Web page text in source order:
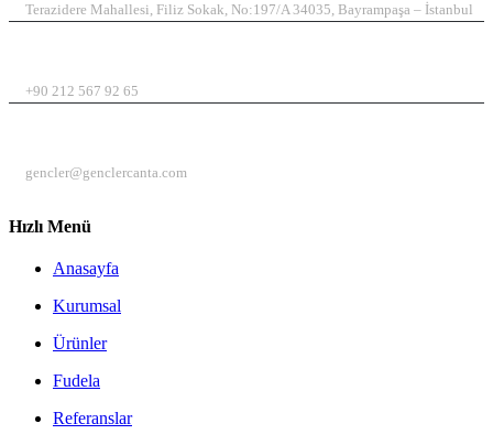
Terazidere Mahallesi, Filiz Sokak, No:197/A 34035, Bayrampaşa – İstanbul
+90 212 567 92 65
gencler@genclercanta.com
Hızlı Menü
Anasayfa
Kurumsal
Ürünler
Fudela
Referanslar